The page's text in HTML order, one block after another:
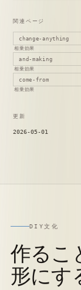
関連ページ
change-anything
相乗効果
and-making
相乗効果
come-from
相乗効果
更新
2026-05-01
DIY文化
作るこ
形にす